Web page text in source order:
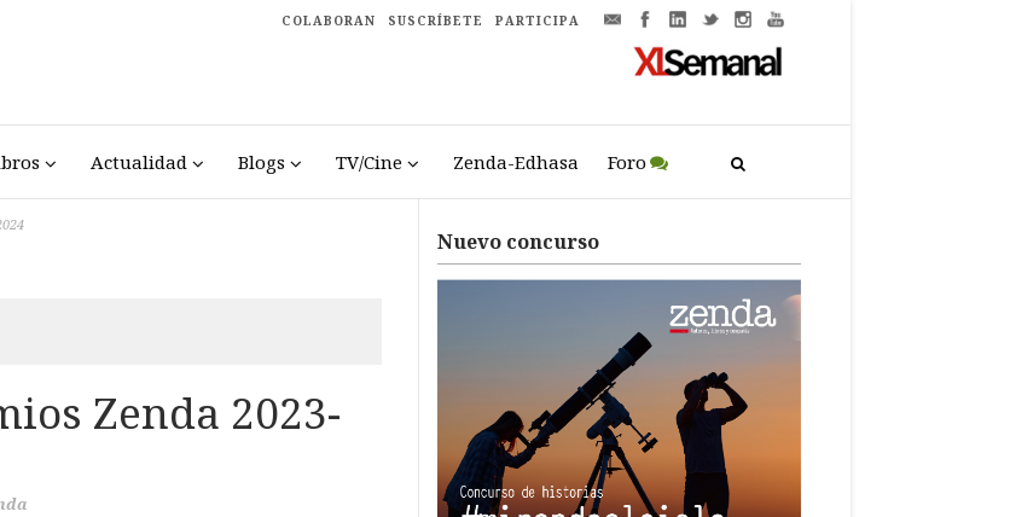
COLABORAN SUSCRÍBETE PARTICIPA
Actualidad Blogs TV/Cine Zenda-Edhasa Foro
Zenda 2023-
Nuevo concurso